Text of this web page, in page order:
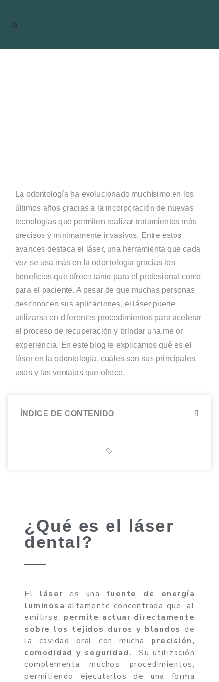
ÍNDICE DE CONTENIDO
La odontología ha evolucionado muchísimo en los
últimos años gracias a la incorporación de nuevas
tecnologías que permiten realizar tratamientos más
precisos y mínimamente invasivos. Entre estos
avances destaca el láser, una herramienta que cada
vez se usa más en la odontología gracias los
beneficios que ofrece tanto para el profesional como
para el paciente. A pesar de que muchas personas
desconocen sus aplicaciones, el láser puede
utilizarse en diferentes procedimientos para acelerar
el proceso de recuperación y brindar una mejor
experiencia. En este blog te explicamos qué es el
láser en la odontología, cuáles son sus principales
usos y las ventajas que ofrece.
¿Qué es el láser
dental?
El láseres una fuente de energía
luminosa altamente concentrada que, al
emitirse, permite actuar directamente
sobre los tejidos duros y blandos de
la cavidad oral con mucha precisión,
comodidad y seguridad. Su utilización
complementa muchos procedimientos,
permitiendo ejecutarlos de una forma